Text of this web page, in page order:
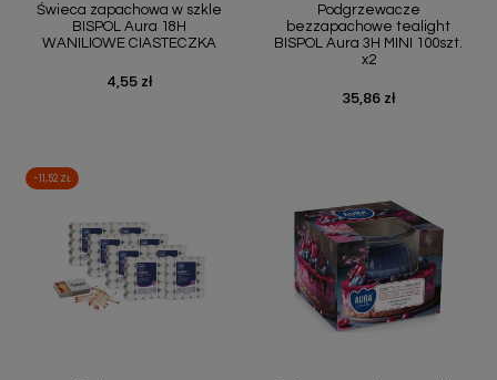
Świeca zapachowa w szkle
BISPOL Aura 18H
WANILIOWE CIASTECZKA
Cena
4,55 zł
Podgrzewacze
bezzapachowe tealight
BISPOL Aura 3H MINI 100szt.
x2
Cena
35,86 zł
-11,52 ZŁ